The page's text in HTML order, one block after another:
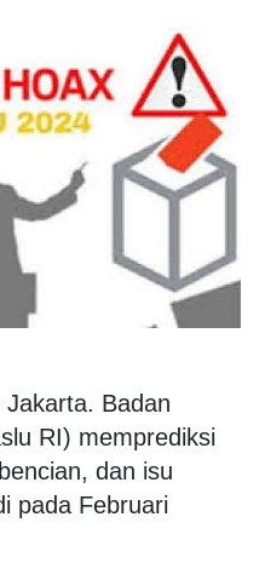
Badan
RI) memprediksi
dan isu
pada Februari